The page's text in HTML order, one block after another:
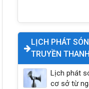
LỊCH PHÁT
TRUYỀN
Lịch phát
cơ sở từ
Phòng chống
mèo